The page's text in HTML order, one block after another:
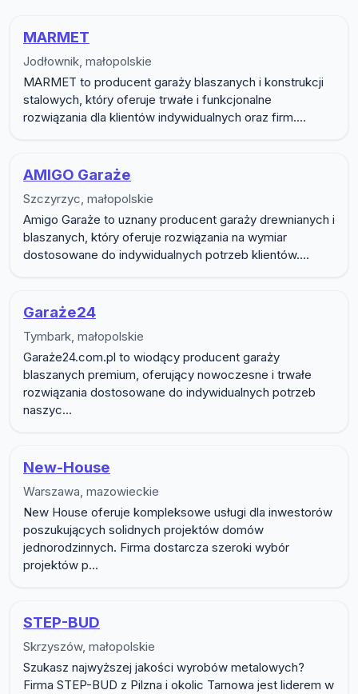
MARMET
Jodłownik, małopolskie
MARMET to producent garaży blaszanych i konstrukcji
stalowych, który oferuje trwałe i funkcjonalne
rozwiązania dla klientów indywidualnych oraz firm....
AMIGO Garaże
Szczyrzyc, małopolskie
Amigo Garaże to uznany producent garaży drewnianych i
blaszanych, który oferuje rozwiązania na wymiar
dostosowane do indywidualnych potrzeb klientów....
Garaże24
Tymbark, małopolskie
Garaże24.com.pl to wiodący producent garaży
blaszanych premium, oferujący nowoczesne i trwałe
rozwiązania dostosowane do indywidualnych potrzeb
naszyc...
New-House
Warszawa, mazowieckie
New House oferuje kompleksowe usługi dla inwestorów
poszukujących solidnych projektów domów
jednorodzinnych. Firma dostarcza szeroki wybór
projektów p...
STEP-BUD
Skrzyszów, małopolskie
Szukasz najwyższej jakości wyrobów metalowych?
Firma STEP-BUD z Pilzna i okolic Tarnowa jest liderem w